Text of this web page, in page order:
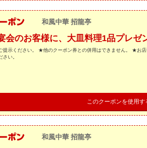
和風中華 招龍亭
会のお客様に、大皿料理1品プレ
提示ください。 ★他のクーポン券との併用はできません。 ★お
い。
このクーポンを使用す
和風中華 招龍亭